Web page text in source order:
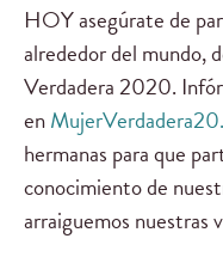
HOY asegúrate de
alrededor del mundo,
Verdadera 2020.
en
hermanas para que
conocimiento de
arraiguemos nuestras